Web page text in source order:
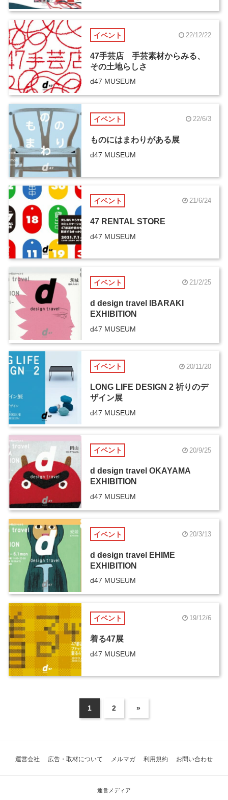
イベント 22/12/22
47手芸店 手芸素材からみる、
その土地らしさ
d47 MUSEUM
イベント 22/6/3
ものにはまわりがある展
d47 MUSEUM
イベント 21/6/24
47 RENTAL STORE
d47 MUSEUM
イベント 21/2/25
d design travel IBARAKI
EXHIBITION
d47 MUSEUM
イベント 20/11/20
LONG LIFE DESIGN 2 祈りのデ
ザイン展
d47 MUSEUM
イベント 20/9/25
d design travel OKAYAMA
EXHIBITION
d47 MUSEUM
イベント 20/3/13
d design travel EHIME
EXHIBITION
d47 MUSEUM
イベント 19/12/6
着る47展
d47 MUSEUM
1 2 »
運営会社 広告・取材について メルマガ 利用規約 お問い合わせ
運営メディア